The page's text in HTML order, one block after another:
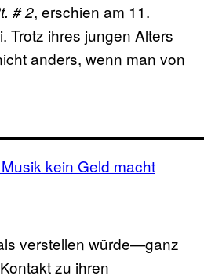
# 2, erschien am 11.
Trotz ihres jungen Alters
anders, wenn man von
kein Geld macht
verstellen würde—ganz
zu ihren